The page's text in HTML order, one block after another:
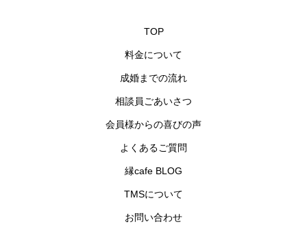
TOP
料金について
成婚までの流れ
相談員ごあいさつ
会員様からの喜びの声
よくあるご質問
縁cafe BLOG
TMSについて
お問い合わせ